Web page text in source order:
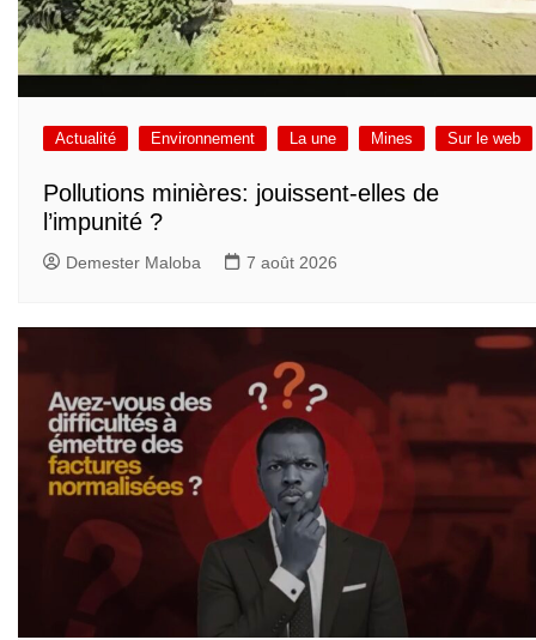
Actualité Environnement La une Mines Sur le web
Pollutions minières: jouissent-elles de
l’impunité ?
Demester Maloba 7 août 2026